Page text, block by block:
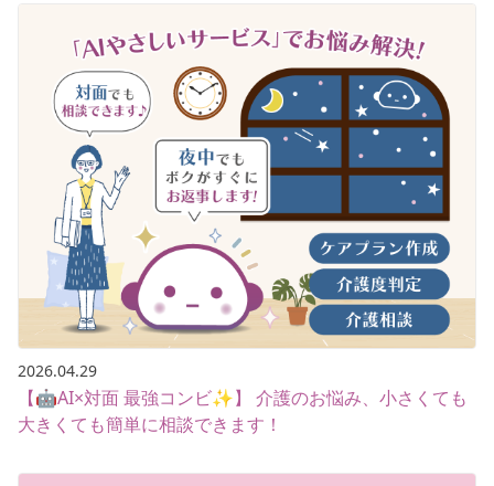
2026.04.29
【🤖AI×対面 最強コンビ✨】 介護のお悩み、小さくても
大きくても簡単に相談できます！